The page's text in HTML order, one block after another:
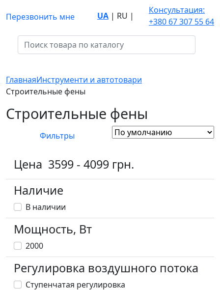
Перезвонить мне UA | RU |
Консультация:
+380 67 307 55 64
ГлавнаяИнструменти и автотовари
Строительные фены
Строительные фены
Фильтры
Цена 3599 - 4099 грн.
Наличие
В наличии
Мощность, Вт
2000
Регулировка воздушного потока
Ступенчатая регулировка